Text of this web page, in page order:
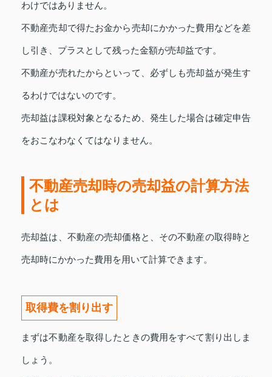
わけではありません。
不動産売却で得たお金から売却にかかった費用などを差
し引き、プラスとして残った金額が売却益です。
不動産が売れたからといって、必ずしも売却益が発生す
るわけではないのです。
売却益は課税対象となるため、発生した場合は確定申告
をおこなわなくてはなりません。
不動産売却時の売却益の計算方法
とは
売却益は、不動産の売却価格と、その不動産の取得時と
売却時にかかった費用を用いて計算できます。
取得費を割り出す
まずは不動産を取得したときの費用をすべて割り出しま
しょう。